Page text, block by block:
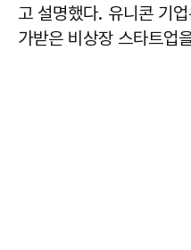
고 설명했다. 유니콘 기
가받은 비상장 스타트업